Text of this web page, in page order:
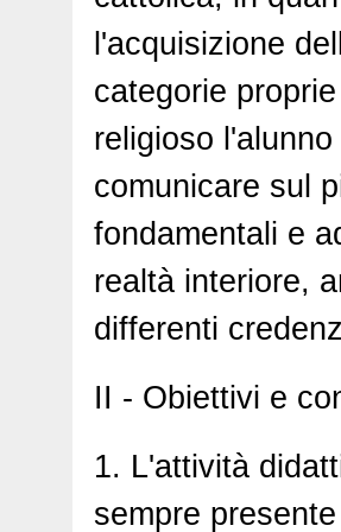
l'acquisizione
categorie
religioso
comunicare sul
fondamentali e
realtà interiore,
differenti
II - Obiettivi e
1. L'attività
sempre